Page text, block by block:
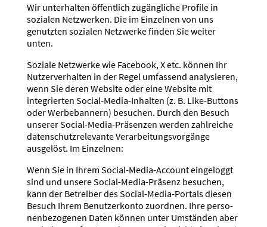
Wir unter­halten öffentlich zugäng­liche Profile in
sozialen Netzwerken. Die im Einzelnen von uns
genutzten sozialen Netzwerke finden Sie weiter
unten.
Soziale Netzwerke wie Facebook, X etc. können Ihr
Nutzer­ver­halten in der Regel umfassend analy­sieren,
wenn Sie deren Website oder eine Website mit
integrierten Social-Media-Inhalten (z. B. Like-Buttons
oder Werbe­bannern) besuchen. Durch den Besuch
unserer Social-Media-Präsenzen werden zahlreiche
daten­schutz­re­le­vante Verar­bei­tungs­vor­gänge
ausgelöst. Im Einzelnen:
Wenn Sie in Ihrem Social-Media-Account einge­loggt
sind und unsere Social-Media-Präsenz besuchen,
kann der Betreiber des Social-Media-Portals diesen
Besuch Ihrem Benut­zer­konto zuordnen. Ihre perso­
nen­be­zo­genen Daten können unter Umständen aber